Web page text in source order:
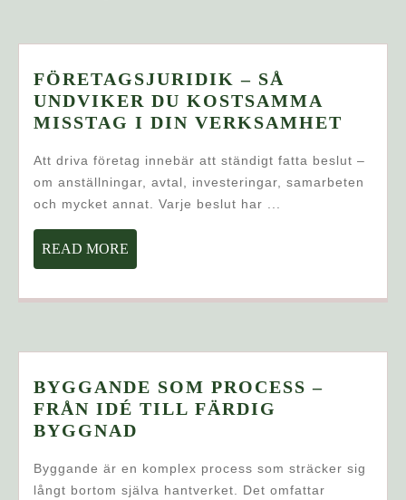
FÖRETAGSJURIDIK – SÅ
UNDVIKER DU KOSTSAMMA
MISSTAG I DIN VERKSAMHET
SÅ
DIN
Att driva företag innebär att ständigt fatta beslut –
om anställningar, avtal, investeringar, samarbeten
och mycket annat. Varje beslut har ...
READ MORE
MORE
BYGGANDE SOM PROCESS –
FRÅN IDÉ TILL FÄRDIG
BYGGNAD
PROCESS
–
Byggande är en komplex process som sträcker sig
långt bortom själva hantverket. Det omfattar